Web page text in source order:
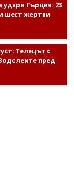
удари Гърция: 23
шест жертви
Телецът с
пред